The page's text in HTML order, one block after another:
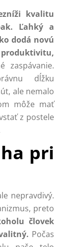
kvalitu
Ľahký a
dodá novú
zaspávanie.
dĺžku
ale nemalo
môže mať
z postele
pri
nepravdivý.
preto
človek
Počas